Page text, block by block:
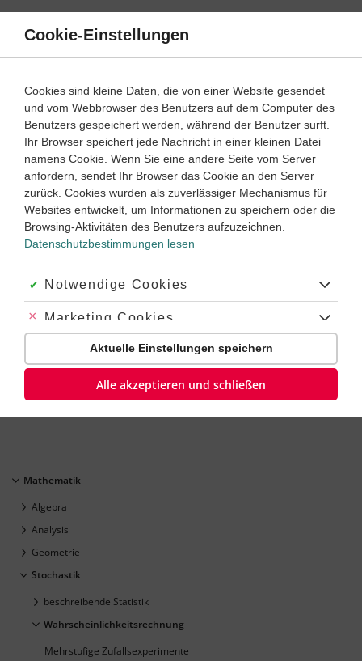
Direkt
Inhalt
Klassenarbeiten und Abiturprüfungen
Klassenarbeit
Bernoulli-Ketten und Binomialverteilung (GTR) (1)
Mathematik Klasse10‐
Oberstufe
Klassenarbeit
Bernoulli-Ketten und Binomialverteilung (GTR) (2)
Mathematik
Mathematik
Algebra
Analysis
Geometrie
Stochastik
beschreibende Statistik
Wahrscheinlichkeitsrechnung
Mehrstufige Zufallsexperimente
Cookie-Einstellungen
Cookies sind kleine Daten, die von einer Website gesendet
und vom Webbrowser des Benutzers auf dem Computer des
Benutzers gespeichert werden, während der Benutzer surft.
Ihr Browser speichert jede Nachricht in einer kleinen Datei
namens Cookie. Wenn Sie eine andere Seite vom Server
anfordern, sendet Ihr Browser das Cookie an den Server
zurück. Cookies wurden als zuverlässiger Mechanismus für
Websites entwickelt, um Informationen zu speichern oder die
Browsing-Aktivitäten des Benutzers aufzuzeichnen.
Datenschutzbestimmungen lesen
Akzeptiert:
Notwendige Cookies
Abgelehnt:
Marketing Cookies
Abgelehnt:
Personalisierungs-Cookies
Aktuelle Einstellungen speichern
Alle akzeptieren und schließen